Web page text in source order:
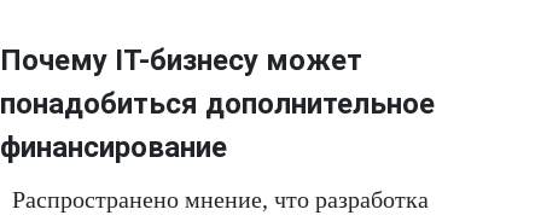
Почему IT-бизнесу может
понадобиться дополнительное
финансирование
Распространено мнение, что разработка